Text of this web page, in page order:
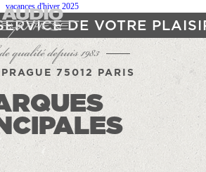
DE VOTRE
qualité depuis 1983
75012 PARIS